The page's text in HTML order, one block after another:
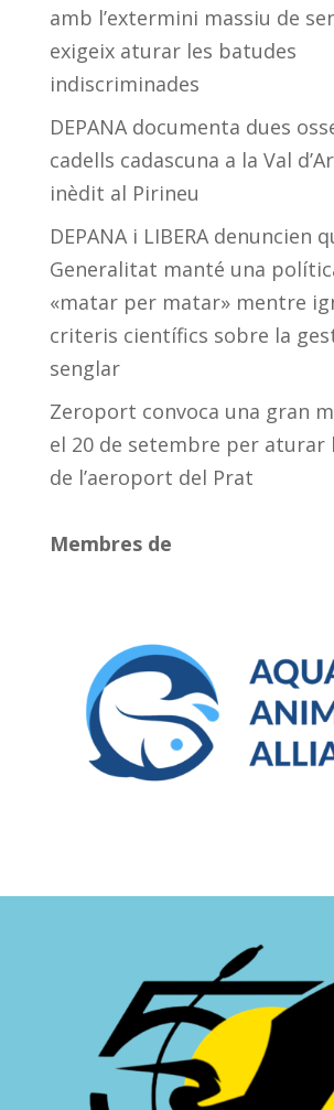
amb l’extermini massiu de
exigeix aturar les batudes
indiscriminades
DEPANA documenta dues
cadells cadascuna a la Val
inèdit al Pirineu
DEPANA i LIBERA denuncien
Generalitat manté una
«matar per matar» mentre
criteris científics sobre la
senglar
Zeroport convoca una gran
el 20 de setembre per aturar
de l’aeroport del Prat
Membres de